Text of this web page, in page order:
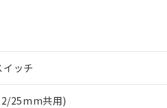
ッチ
25mm共用)